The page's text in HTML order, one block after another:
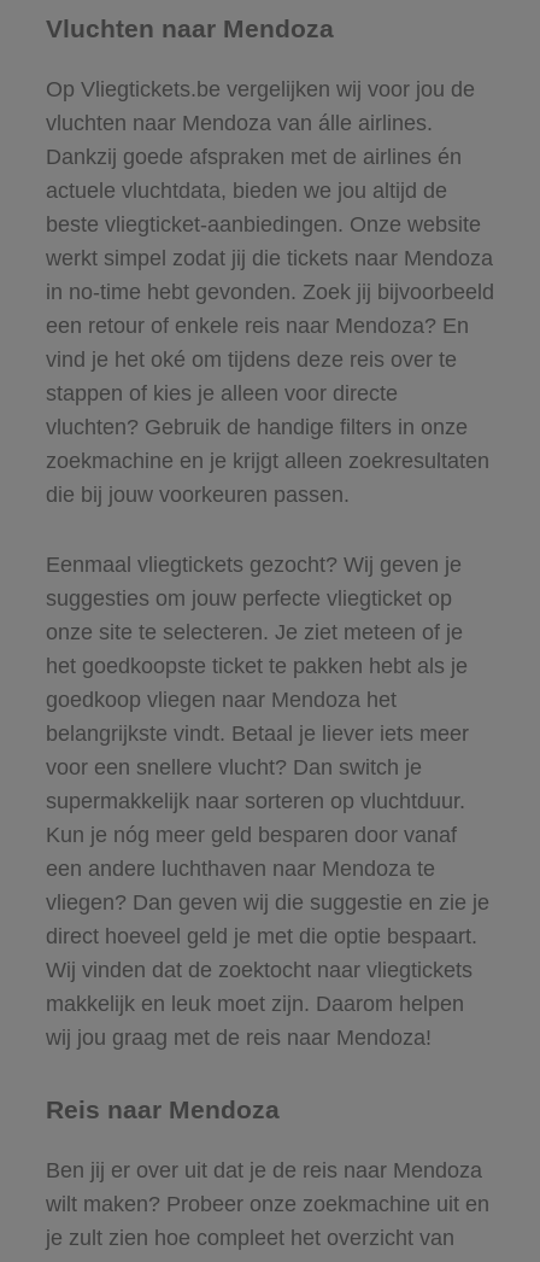
Vluchten naar Mendoza
Op Vliegtickets.be vergelijken wij voor jou de
vluchten naar Mendoza van álle airlines.
Dankzij goede afspraken met de airlines én
actuele vluchtdata, bieden we jou altijd de
beste vliegticket-aanbiedingen. Onze website
werkt simpel zodat jij die tickets naar Mendoza
in no-time hebt gevonden. Zoek jij bijvoorbeeld
een retour of enkele reis naar Mendoza? En
vind je het oké om tijdens deze reis over te
stappen of kies je alleen voor directe
vluchten? Gebruik de handige filters in onze
zoekmachine en je krijgt alleen zoekresultaten
die bij jouw voorkeuren passen.
Eenmaal vliegtickets gezocht? Wij geven je
suggesties om jouw perfecte vliegticket op
onze site te selecteren. Je ziet meteen of je
het goedkoopste ticket te pakken hebt als je
goedkoop vliegen naar Mendoza het
belangrijkste vindt. Betaal je liever iets meer
voor een snellere vlucht? Dan switch je
supermakkelijk naar sorteren op vluchtduur.
Kun je nóg meer geld besparen door vanaf
een andere luchthaven naar Mendoza te
vliegen? Dan geven wij die suggestie en zie je
direct hoeveel geld je met die optie bespaart.
Wij vinden dat de zoektocht naar vliegtickets
makkelijk en leuk moet zijn. Daarom helpen
wij jou graag met de reis naar Mendoza!
Reis naar Mendoza
Ben jij er over uit dat je de reis naar Mendoza
wilt maken? Probeer onze zoekmachine uit en
je zult zien hoe compleet het overzicht van